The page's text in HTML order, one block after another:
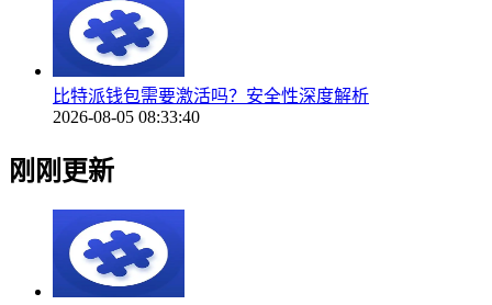
比特派钱包需要激活吗？安全性深度解析
2026-08-05 08:33:40
刚刚更新